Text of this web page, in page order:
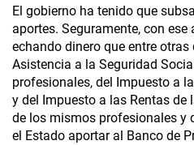
El gobierno ha tenido que
aportes. Seguramente, con ese
echando dinero que entre
Asistencia a la Seguridad
profesionales, del Impuesto a
y del Impuesto a las Rentas
de los mismos profesionales y
el Estado aportar al Banco de